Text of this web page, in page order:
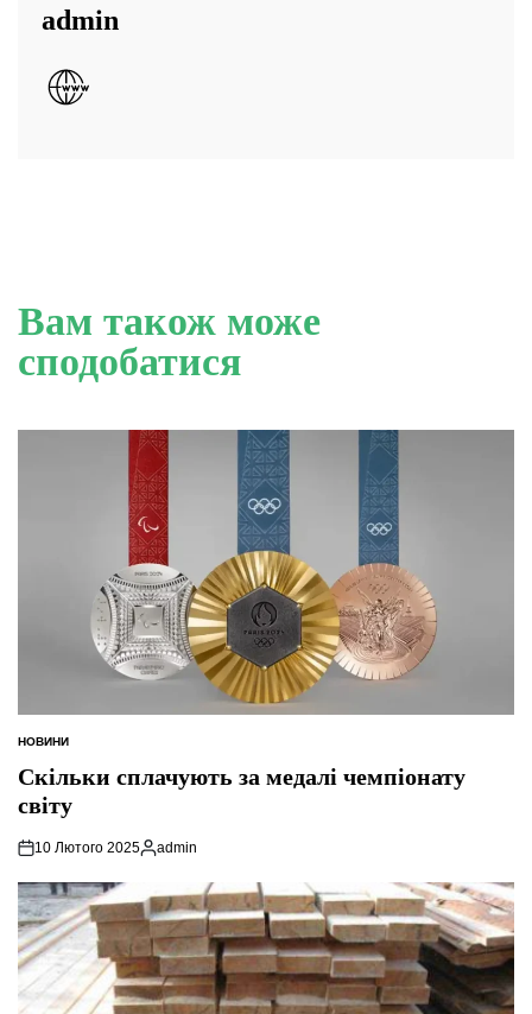
admin
Вам також може
сподобатися
ОПУБЛІКУВАТИ
НОВИНИ
Скільки сплачують за медалі чемпіонату
світу
10 Лютого 2025
Опубліковано
admin